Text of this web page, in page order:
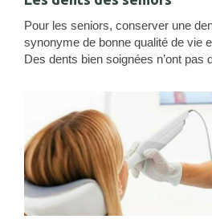
Pour les seniors, conserver une
synonyme de bonne qualité de vie
Des dents bien soignées n’ont pas